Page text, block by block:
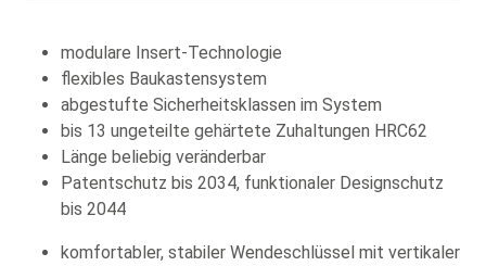
modulare Insert-Technologie
flexibles Baukastensystem
abgestufte Sicherheitsklassen im System
bis 13 ungeteilte gehärtete Zuhaltungen HRC62
Länge beliebig veränderbar
Patentschutz bis 2034, funktionaler Designschutz
bis 2044
komfortabler, stabiler Wendeschlüssel mit vertikaler